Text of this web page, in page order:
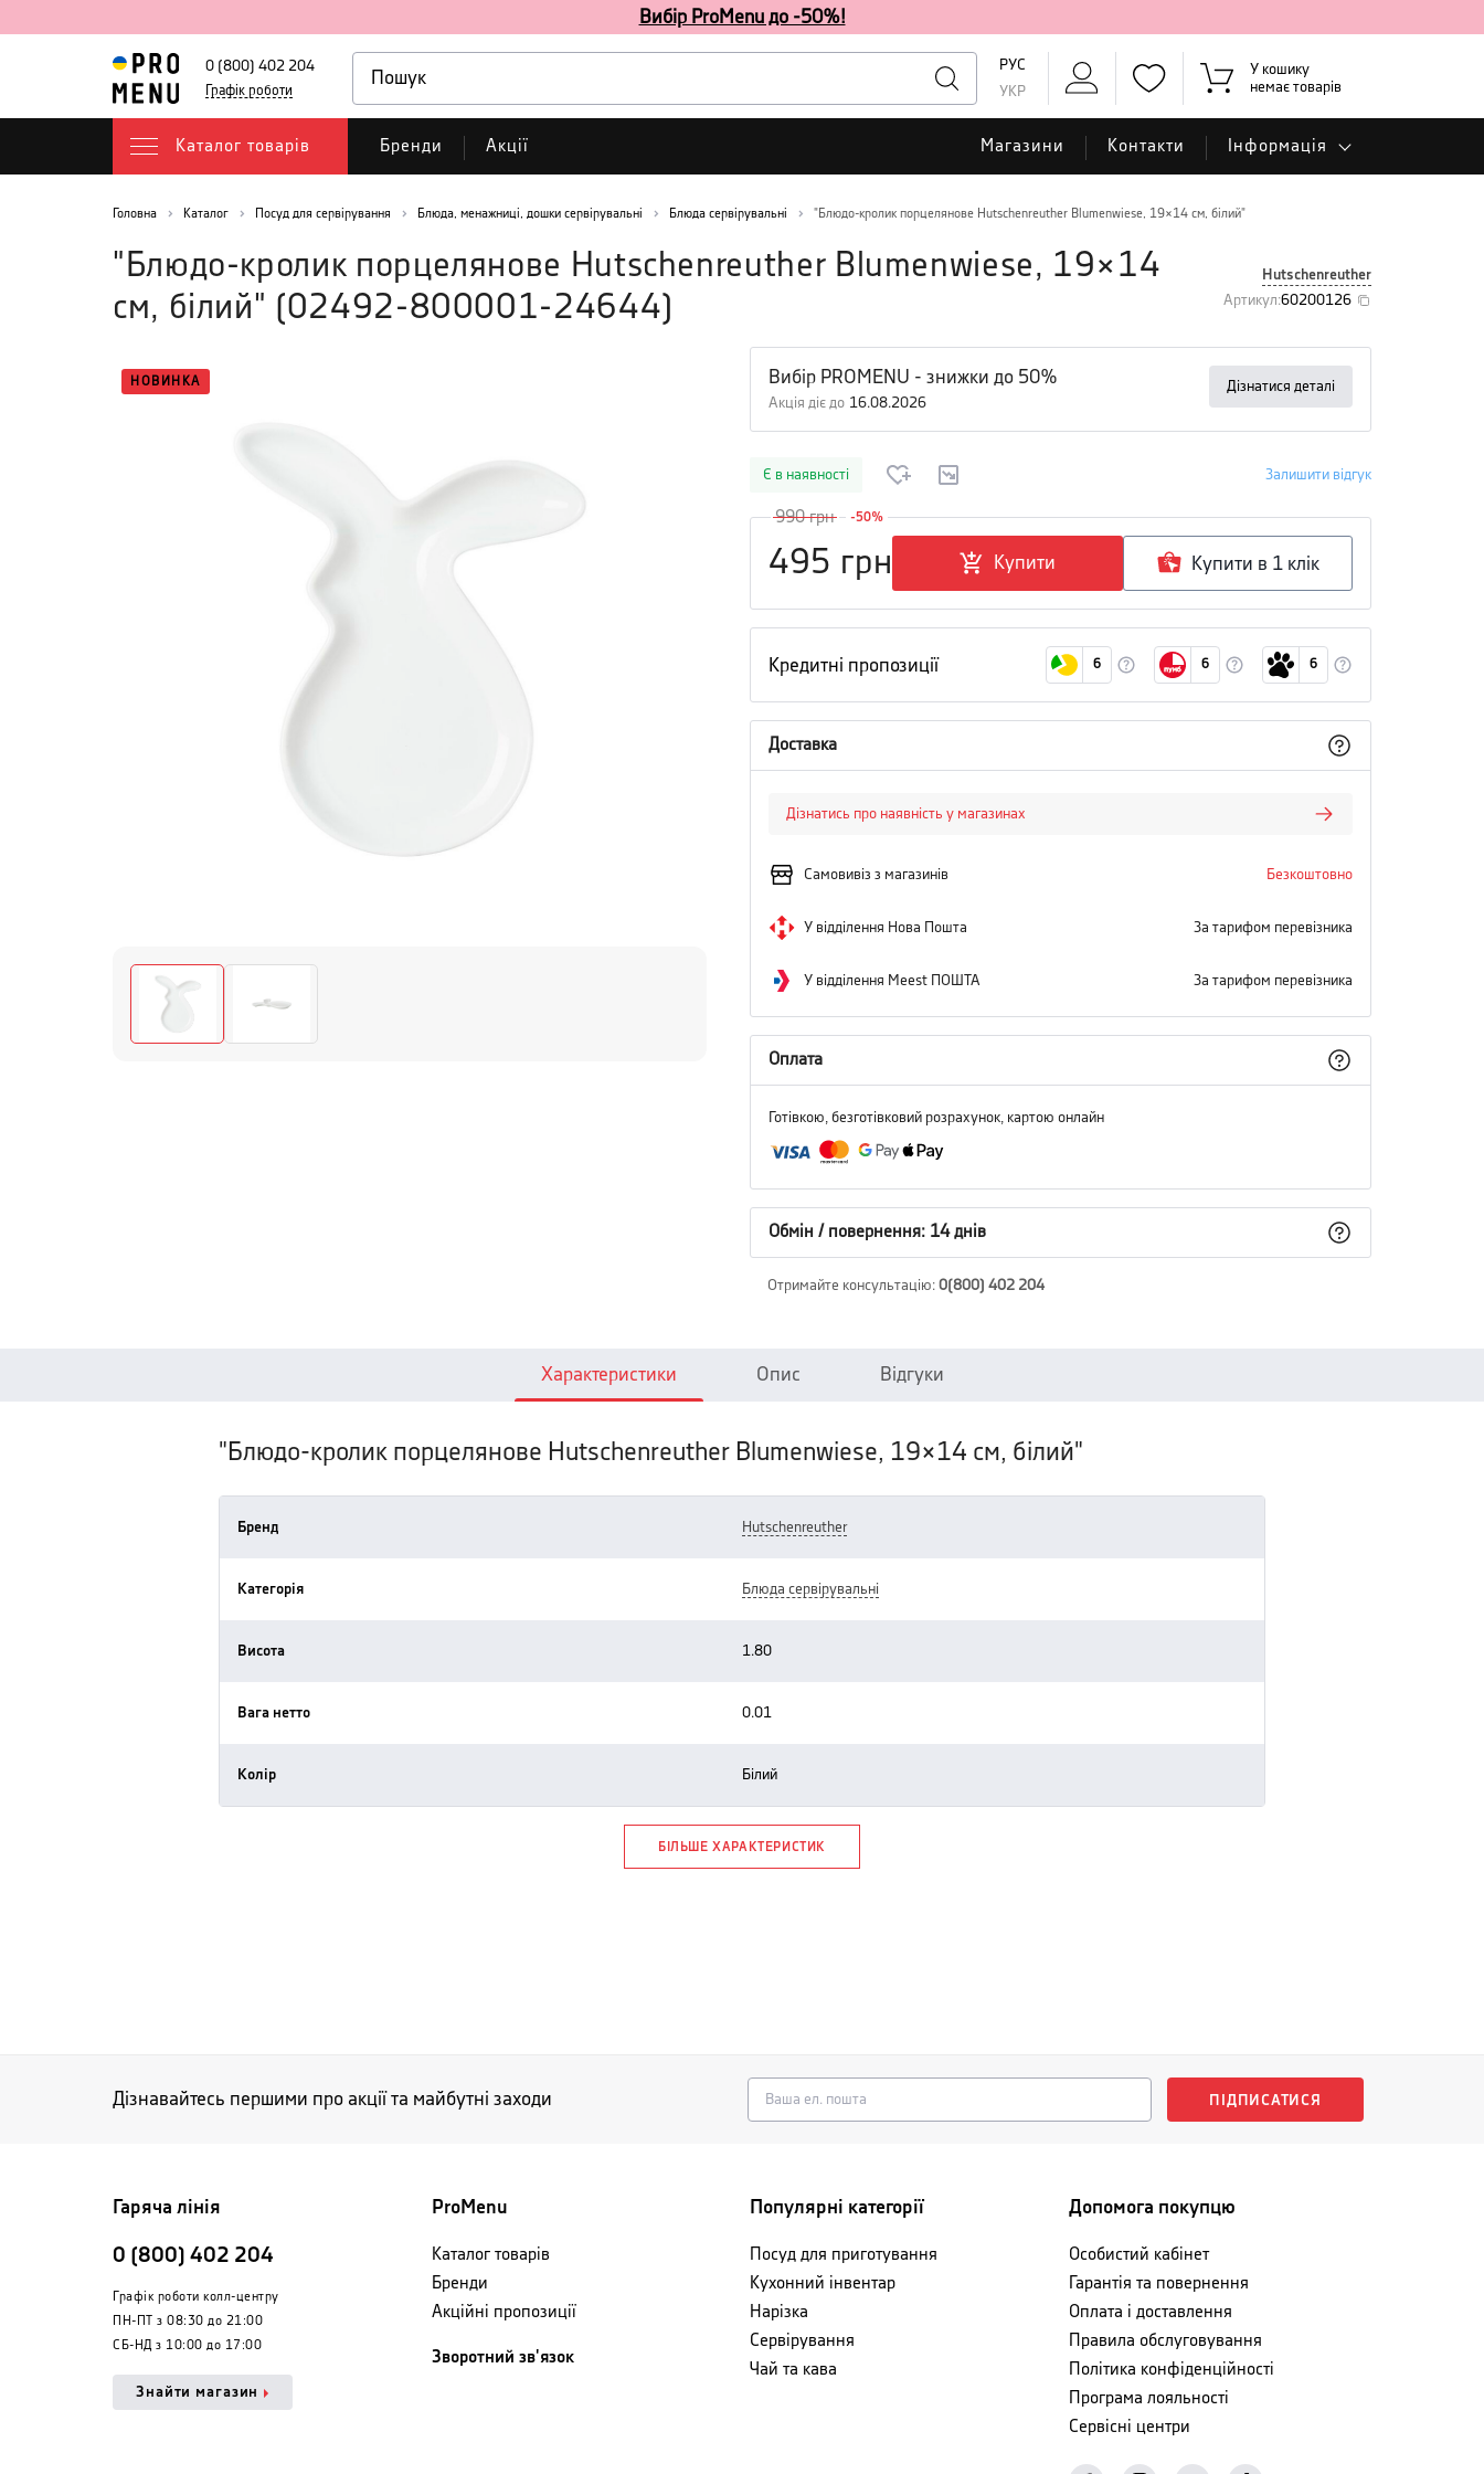
Вибір ProMenu до -50%!
0 (800) 402 204
Графік роботи
РУС
УКР
У кошику
немає товарів
Каталог товарів Бренди Акції Магазини Контакти Інформація
Головна Каталог Посуд для сервірування Блюда, менажниці, дошки сервірувальні Блюда сервірувальні "Блюдо-кролик порцелянове Hutschenreuther Blumenwiese, 19×14 см, білий"
"Блюдо-кролик порцелянове Hutschenreuther Blumenwiese, 19×14
см, білий" (02492-800001-24644)
Hutschenreuther
Артикул:60200126
НОВИНКА Вибір PROMENU - знижки до 50%
Акція діє до 16.08.2026
Дізнатися деталі
Є в наявності Залишити відгук
990грн -50%
495 грн Купити Купити в 1 клiк
Кредитні пропозиції 6 6 6
Доставка
Дізнатись про наявність у магазинах
Самовивіз з магазинів Безкоштовно
У відділення Нова Пошта За тарифом перевізника
У відділення Meest ПОШТА За тарифом перевізника
Оплата
Готівкою, безготівковий розрахунок, картою онлайн
Обмін / повернення: 14 днів
Отримайте консультацію: 0(800) 402 204
Характеристики Опис Відгуки
"Блюдо-кролик порцелянове Hutschenreuther Blumenwiese, 19×14 см, білий"
Бренд hutschenreuther
Категорія блюда сервірувальні
Висота 1.80
Вага нетто 0.01
Колір білий
БІЛЬШЕ ХАРАКТЕРИСТИК
Дізнавайтесь першими про акції та майбутні заходи ПІДПИСАТИСЯ
Гаряча лінія
0 (800) 402 204
Графік роботи колл-центру
ПН-ПТ з 08:30 до 21:00
СБ-НД з 10:00 до 17:00
Знайти магазин
ProMenu
Каталог товарів
Бренди
Акційні пропозиції
Зворотний зв'язок
Популярні категорії
Посуд для приготування
Кухонний інвентар
Нарізка
Сервірування
Чай та кава
Допомога покупцю
Особистий кабінет
Гарантія та повернення
Оплата і доставлення
Правила обслуговування
Політика конфіденційності
Програма лояльності
Сервісні центри